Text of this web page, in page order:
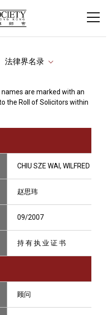
法律界名录
are marked with an
the Roll of Solicitors within
CHIU SZE WAI, WILFRED
赵思玮
09/2007
持 有 执 业 证 书
顾问